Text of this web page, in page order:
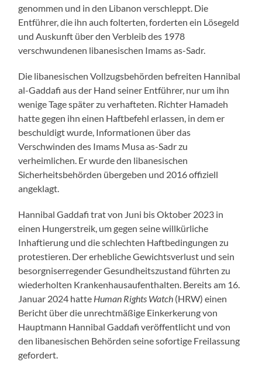
genommen und in den Libanon verschleppt. Die
Entführer, die ihn auch folterten, forderten ein Lösegeld
und Auskunft über den Verbleib des 1978
verschwundenen libanesischen Imams as-Sadr.
Die libanesischen Vollzugsbehörden befreiten Hannibal
al-Gaddafi aus der Hand seiner Entführer, nur um ihn
wenige Tage später zu verhafteten. Richter Hamadeh
hatte gegen ihn einen Haftbefehl erlassen, in dem er
beschuldigt wurde, Informationen über das
Verschwinden des Imams Musa as-Sadr zu
verheimlichen. Er wurde den libanesischen
Sicherheitsbehörden übergeben und 2016 offiziell
angeklagt.
Hannibal Gaddafi trat von Juni bis Oktober 2023 in
einen Hungerstreik, um gegen seine willkürliche
Inhaftierung und die schlechten Haftbedingungen zu
protestieren. Der erhebliche Gewichtsverlust und sein
besorgniserregender Gesundheitszustand führten zu
wiederholten Krankenhausaufenthalten. Bereits am 16.
Januar 2024 hatte Human Rights Watch (HRW) einen
Bericht über die unrechtmäßige Einkerkerung von
Hauptmann Hannibal Gaddafi veröffentlicht und von
den libanesischen Behörden seine sofortige Freilassung
gefordert.